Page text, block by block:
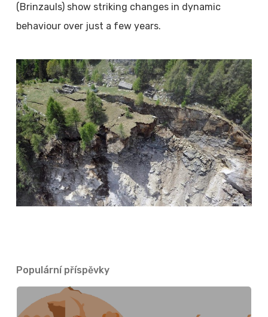
(Brinzauls) show striking changes in dynamic
behaviour over just a few years.
Populární příspěvky